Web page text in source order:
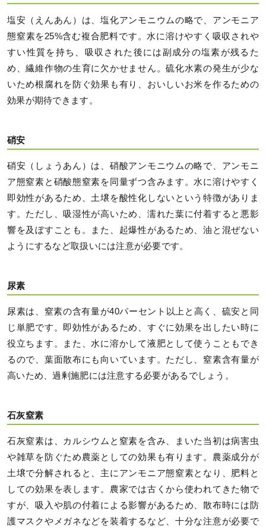
塩安（えんあん）は、塩化アンモニウムの略で、アンモニア
態窒素を25%含む複合肥料です。水に溶けやすく吸収されや
すい性質を持ち、吸収された後には副成分の塩素が残るた
め、繊維作物の生育に欠かせません。硫化水素の発生が少な
いため根腐れを防ぐ効果も有り、おいしいお米を作るための
効果が期待できます。
硝安
硝安（しょうあん）は、硝酸アンモニウムの略で、アンモニ
ア態窒素と硝酸態窒素を同量ずつ含みます。水に溶けやすく
即効性があるため、土壌を酸性化しないという特徴がありま
す。ただし、吸湿性が高いため、濡れた葉に付着すると悪影
響を及ぼすことも。また、起爆性があるため、油と混ぜない
ようにするなど取扱いには注意が必要です。
尿素
尿素は、窒素の含有量が40パーセント以上と高く、硫安と同
じ単肥です。即効性があるため、すぐに効果を出したい時に
役立ちます。また、水に溶かして液肥として使うこともでき
るので、葉面散布にも向いています。ただし、窒素含有量が
高いため、過剰施肥には注意する必要があるでしょう。
石灰窒素
石灰窒素は、カルシウムと窒素を含み、まいた当初は病害虫
や雑草を防ぐため農薬としての効果も有ります。農薬成分が
土壌で分解されると、主にアンモニア態窒素となり、肥料と
しての効果を表します。農家では古くから使われてきた物で
すが、吸入や肌の付着による影響があるため、散布時には防
護マスクやメガネなどを装着するなど、十分な注意が必要で